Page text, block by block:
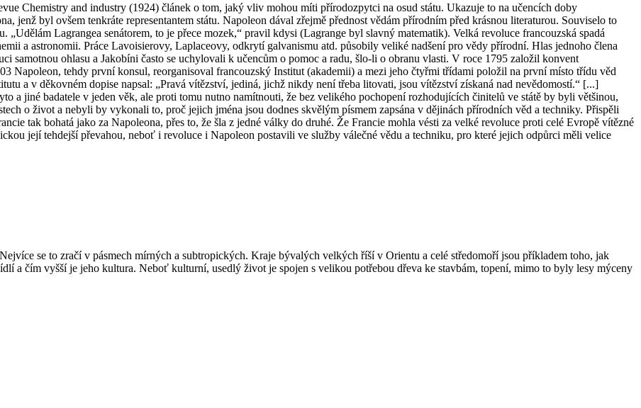
Chemistry and industry (1924) článek o tom, jaký vliv mohou míti přírodozpytci na osud státu. Ukazuje to na učencích doby
jenž byl ovšem tenkráte representantem státu. Napoleon dával zřejmě přednost vědám přírodním před krásnou literaturou. Souviselo to
Lagrangea senátorem, to je přece mozek,“ pravil kdysi (Lagrange byl slavný matematik). Velká revoluce francouzská spadá
a astronomii. Práce Lavoisierovy, Laplaceovy, odkrytí galvanismu atd. působily veliké nadšení pro vědy přírodní. Hlas jednoho člena
samotnou ohlasu a Jakobíni často se uchylovali k učencům o pomoc a radu, šlo-li o obranu vlasti. V roce 1795 založil konvent
Napoleon, tehdy první konsul, reorganisoval francouzský Institut (akademii) a mezi jeho čtyřmi třídami položil na první místo třídu věd
a v děkovném dopise napsal: „Pravá vítězství, jediná, jichž nikdy není třeba litovati, jsou vítězství získaná nad nevědomostí.“ [...]
a jiné badatele v jeden věk, ale proti tomu nutno namítnouti, že bez velikého pochopení rozhodujících činitelů ve státě by byli většinou,
o život a nebyli by vykonali to, proč jejich jména jsou dodnes skvělým písmem zapsána v dějinách přírodních věd a techniky. Přispěli
tak bohatá jako za Napoleona, přes to, že šla z jedné války do druhé. Že Francie mohla vésti za velké revoluce proti celé Evropě vítězné
její tehdejší převahou, neboť i revoluce i Napoleon postavili ve služby válečné vědu a techniku, pro které jejich odpůrci měli velice
se to zračí v pásmech mírných a subtropických. Kraje bývalých velkých říší v Orientu a celé středomoří jsou příkladem toho, jak
a čím vyšší je jeho kultura. Neboť kulturní, usedlý život je spojen s velikou potřebou dřeva ke stavbám, topení, mimo to byly lesy mýceny